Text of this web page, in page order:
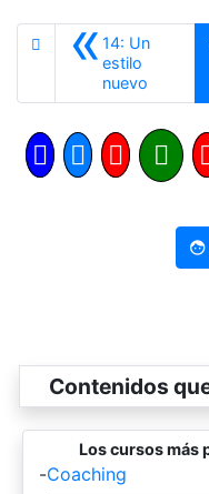
«14: Un
estilo
nuevo
Contenidos
Los cursos más
-Coaching